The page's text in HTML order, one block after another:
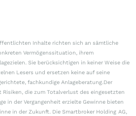
Inhalte richten sich an sämtliche
Vermögenssituation, ihrem
Sie berücksichtigen in keiner Weise die
Lesers und ersetzen keine auf seine
fachkundige Anlageberatung.Der
Risiken, die zum Totalverlust des eingesetzten
in der Vergangenheit erzielte Gewinne bieten
in der Zukunft. Die Smartbroker Holding AG,